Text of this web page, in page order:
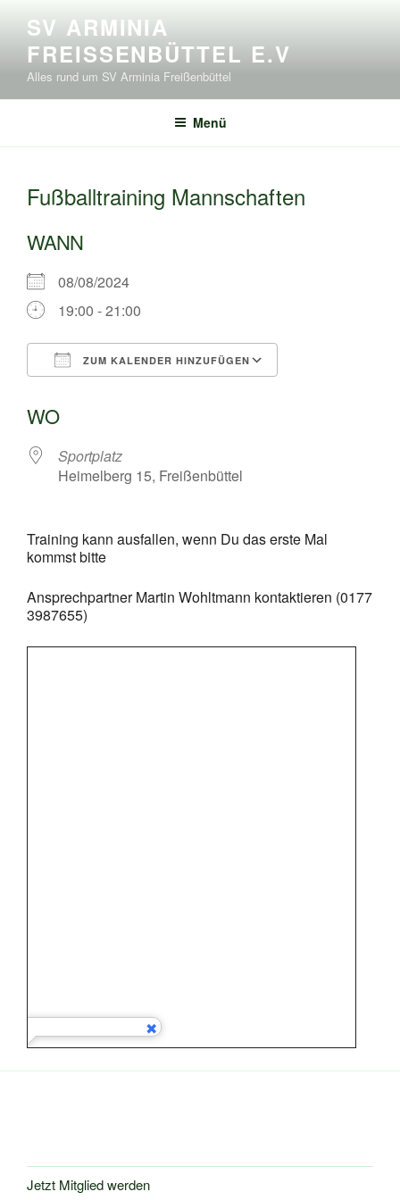
Inhalt
springen
SV ARMINIA
FREISSENBÜTTEL E.V
Alles rund um SV Arminia Freißenbüttel
Menü
Fußballtraining Mannschaften
WANN
08/08/2024
19:00 - 21:00
ZUM KALENDER HINZUFÜGEN
WO
Sportplatz
Heimelberg 15, Freißenbüttel
Training kann ausfallen, wenn Du das erste Mal
kommst bitte
Ansprechpartner Martin Wohltmann kontaktieren (0177
3987655)
Jetzt Mitglied werden